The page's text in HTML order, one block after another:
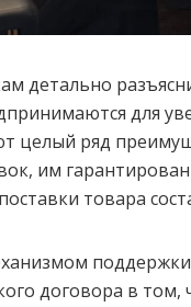
детально
для
целый ряд
им
товара
поддержки
договора в